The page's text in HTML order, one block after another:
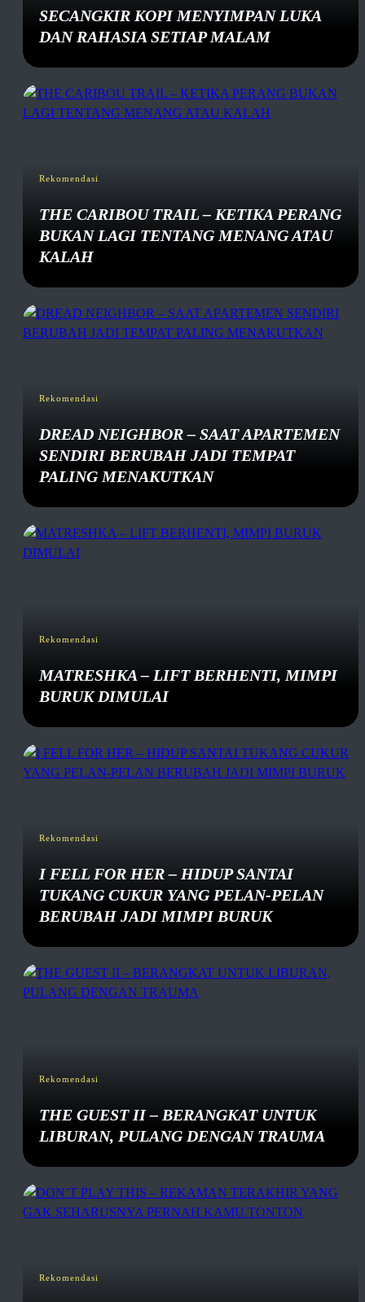
SECANGKIR KOPI MENYIMPAN LUKA
DAN RAHASIA SETIAP MALAM
Rekomendasi
THE CARIBOU TRAIL – KETIKA PERANG
BUKAN LAGI TENTANG MENANG ATAU
KALAH
Rekomendasi
DREAD NEIGHBOR – SAAT APARTEMEN
SENDIRI BERUBAH JADI TEMPAT
PALING MENAKUTKAN
Rekomendasi
MATRESHKA – LIFT BERHENTI, MIMPI
BURUK DIMULAI
Rekomendasi
I FELL FOR HER – HIDUP SANTAI
TUKANG CUKUR YANG PELAN-PELAN
BERUBAH JADI MIMPI BURUK
Rekomendasi
THE GUEST II – BERANGKAT UNTUK
LIBURAN, PULANG DENGAN TRAUMA
Rekomendasi